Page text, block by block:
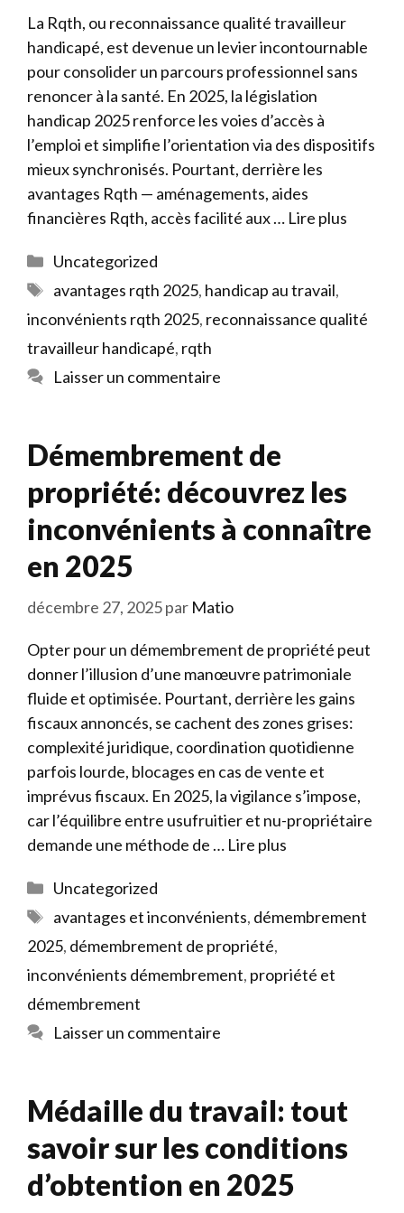
La Rqth, ou reconnaissance qualité travailleur
handicapé, est devenue un levier incontournable
pour consolider un parcours professionnel sans
renoncer à la santé. En 2025, la législation
handicap 2025 renforce les voies d’accès à
l’emploi et simplifie l’orientation via des dispositifs
mieux synchronisés. Pourtant, derrière les
avantages Rqth — aménagements, aides
financières Rqth, accès facilité aux … Lire plus
Catégories
Uncategorized
Étiquettes
avantages rqth 2025, handicap au travail,
inconvénients rqth 2025, reconnaissance qualité
travailleur handicapé, rqth
Laisser un commentaire
Démembrement de
propriété: découvrez les
inconvénients à connaître
en 2025
décembre 27, 2025par Matio
Opter pour un démembrement de propriété peut
donner l’illusion d’une manœuvre patrimoniale
fluide et optimisée. Pourtant, derrière les gains
fiscaux annoncés, se cachent des zones grises:
complexité juridique, coordination quotidienne
parfois lourde, blocages en cas de vente et
imprévus fiscaux. En 2025, la vigilance s’impose,
car l’équilibre entre usufruitier et nu-propriétaire
demande une méthode de … Lire plus
Catégories
Uncategorized
Étiquettes
avantages et inconvénients, démembrement
2025, démembrement de propriété,
inconvénients démembrement, propriété et
démembrement
Laisser un commentaire
Médaille du travail: tout
savoir sur les conditions
d’obtention en 2025